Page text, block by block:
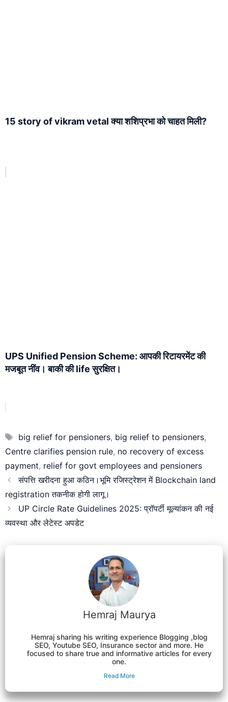
15 story of vikram vetal क्या शशिप्रभा को चाहत मिली?
UPS Unified Pension Scheme: आपकी रिटायरमेंट की
मजबूत नींव। बाकी की life सुरक्षित।
Tags
big relief for pensioners, big relief to pensioners,
Centre clarifies pension rule, no recovery of excess
payment, relief for govt employees and pensioners
संपत्ति खरीदना हुआ कठिन।भूमि रजिस्ट्रेशन में Blockchain land
registration तकनीक होगी लागू।
UP Circle Rate Guidelines 2025: प्रॉपर्टी मूल्यांकन की नई
व्यवस्था और लेटेस्ट अपडेट
Hemraj Maurya
Hemraj sharing his writing experience Blogging ,blog
SEO, Youtube SEO, Insurance sector and more. He
focused to share true and informative articles for every
one.
Read More